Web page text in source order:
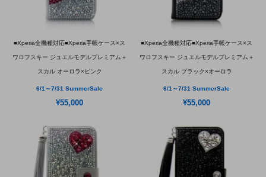
■Xperia全機種対応■Xperia手帳ケース×ス
ワロフスキー ジュエルモデルプレミアム＋
スカル オーロラ×ピンク
6/1～7/31 SummerSale
¥55,000
■Xperia全機種対応■Xperia手帳ケース×ス
ワロフスキー ジュエルモデルプレミアム＋
スカル ブラック×オーロラ
6/1～7/31 SummerSale
¥55,000